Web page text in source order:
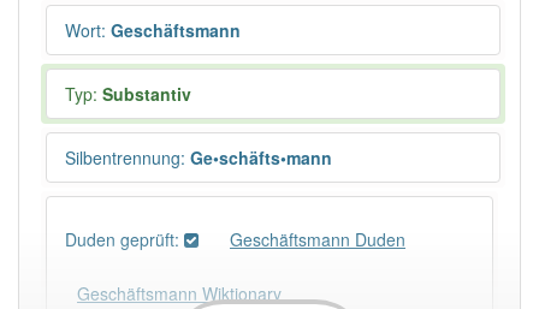
Wort: Geschäftsmann
Typ: Substantiv
Silbentrennung: Ge•schäfts•mann
Duden geprüft: Geschäftsmann Duden
Geschäftsmann Wiktionary